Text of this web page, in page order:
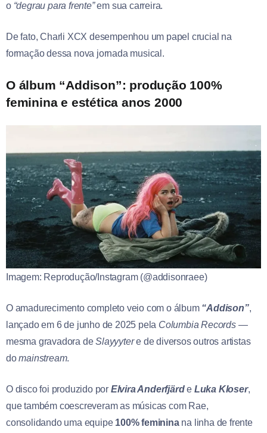
o “degrau para frente”em sua carreira.
De fato, Charli XCX desempenhou um papel crucial na
formação dessa nova jornada musical.
O álbum “Addison”: produção 100%
feminina e estética anos 2000
Imagem: Reprodução/Instagram (@addisonraee)
O amadurecimento completo veio com o álbum “Addison”,
lançado em 6 de junho de 2025 pela Columbia Records—
mesma gravadora deSlayyytere de diversos outros artistas
domainstream.
O disco foi produzido por Elvira Anderfjärde Luka Kloser,
que também coescreveram as músicas com Rae,
consolidando uma equipe 100% femininana linha de frente